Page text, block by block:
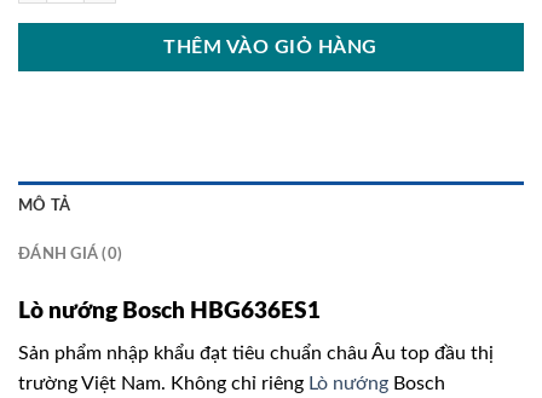
THÊM VÀO GIỎ HÀNG
MÔ TẢ
ĐÁNH GIÁ (0)
Lò nướng Bosch HBG636ES1
Sản phẩm nhập khẩu đạt tiêu chuẩn châu Âu top đầu thị
trường Việt Nam. Không chỉ riêng Lò nướng Bosch